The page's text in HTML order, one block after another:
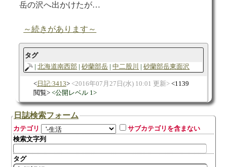
岳の沢へ出かけたが…
～続きがあります～
タグ
北海道南西部
砂蘭部岳 中二股川 砂蘭部岳東面沢
日記:3413 2016年07月27日(水) 10:01 更新
1139
閲覧
公開レベル 1
日誌検索フォーム
カテゴリ
サブカテゴリを含まない
検索文字列
タグ